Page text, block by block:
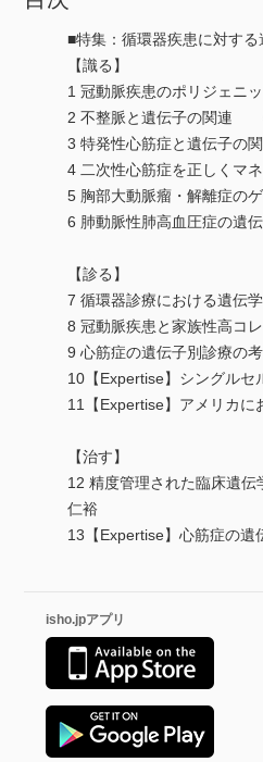
■特集：循環器疾患に対す
【識る】
1 冠動脈疾患のポリジェ
2 不整脈と遺伝子の関連
3 特発性心筋症と遺伝子
4 二次性心筋症を正しく
5 胸部大動脈瘤・解離症
6 肺動脈性肺高血圧症の
【診る】
7 循環器診療における遺
8 冠動脈疾患と家族性高
9 心筋症の遺伝子別診療
10【Expertise】シングル
11【Expertise】アメリカ
【治す】
12 精度管理された臨床遺
仁裕
13【Expertise】心筋症の
isho.jpアプリ